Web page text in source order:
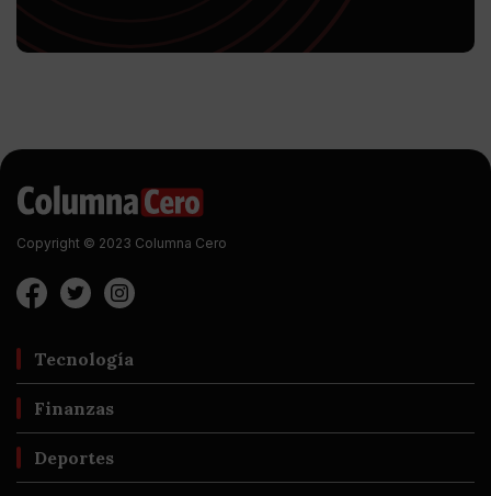
Copyright © 2023 Columna Cero
Tecnología
Finanzas
Deportes